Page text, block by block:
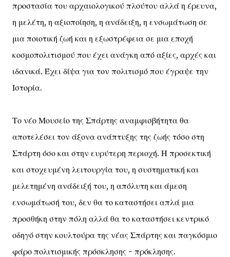
προστασία του αρχαιολογικού πλούτου αλλά η έρευνα,
η μελέτη, η αξιοποίηση, η ανάδειξη, η ενσωμάτωση σε
μια ποιοτική ζωή και η εξωστρέφεια σε μια εποχή
κοσμοπολιτισμού που έχει ανάγκη από αξίες, αρχές και
ιδανικά. Έχει δίψα για τον πολιτισμό που έγραψε την
Ιστορία.
Το νέο Μουσείο της Σπάρτης αναμφισβήτητα θα
αποτελέσει τον άξονα ανάπτυξης της ζωής τόσο στη
Σπάρτη όσο και στην ευρύτερη περιοχή. Η προσεκτική
και στοχευμένη λειτουργία του, η συστηματική και
μελετημένη ανάδειξή του, η απόλυτη και άμεση
ενσωμάτωσή του, δεν θα το καταστήσει απλά μια
προσθήκη στην πόλη αλλά θα το καταστήσει κεντρικό
οδηγό στην κουλτούρα της νέας Σπάρτης και παγκόσμιο
φάρο πολιτισμικής πρόσκλησης - πρόκλησης.